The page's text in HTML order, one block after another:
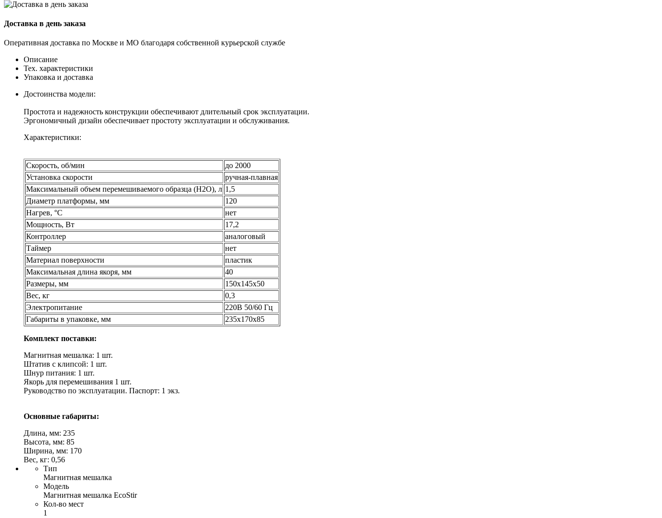
Доставка в день заказа
Оперативная доставка по Москве и МО благодаря собственной курьерской службе
Описание
Тех. характеристики
Упаковка и доставка
Достоинства модели:
Простота и надежность конструкции обеспечивают длительный срок эксплуатации.
Эргономичный дизайн обеспечивает простоту эксплуатации и обслуживания.
Характеристики:
Скорость, об/мин
до 2000
Установка скорости
ручная-плавная
Максимальный объем перемешиваемого образца (Н2О), л 1,5
Диаметр платформы, мм
120
Нагрев, °С
нет
Мощность, Вт
17,2
Контроллер
аналоговый
Таймер
нет
Материал поверхности
пластик
Максимальная длина якоря, мм
40
Размеры, мм
150х145х50
Вес, кг
0,3
Электропитание
220В 50/60 Гц
Габариты в упаковке, мм
235х170х85
Комплект поставки:
Магнитная мешалка: 1 шт.
Штатив с клипсой: 1 шт.
Шнур питания: 1 шт.
Якорь для перемешивания 1 шт.
Руководство по эксплуатации. Паспорт: 1 экз.
Основные габариты:
Длина, мм: 235
Высота, мм: 85
Ширина, мм: 170
Вес, кг: 0,56
Тип
Магнитная мешалка
Модель
Магнитная мешалка EcoStir
Кол-во мест
1